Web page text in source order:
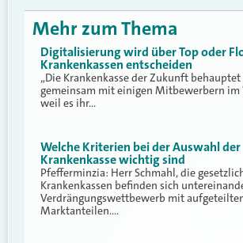
Mehr zum Thema
Digitalisierung wird über Top oder
Krankenkassen entscheiden
„Die Krankenkasse der Zukunft behauptet
gemeinsam mit einigen Mitbewerbern im
weil es ihr…
Welche Kriterien bei der Auswahl der
Krankenkasse wichtig sind
Pfefferminzia: Herr Schmahl, die
Krankenkassen befinden sich
Verdrängungswettbewerb mit
Marktanteilen.…